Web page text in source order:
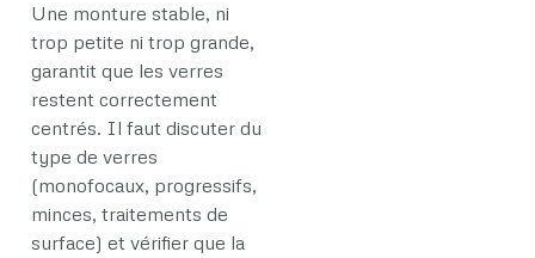
Une monture stable, ni
trop petite ni trop grande,
garantit que les verres
restent correctement
centrés. Il faut discuter du
type de verres
(monofocaux, progressifs,
minces, traitements de
surface) et vérifier que la